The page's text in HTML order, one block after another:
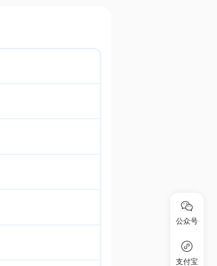
公众号
支付宝